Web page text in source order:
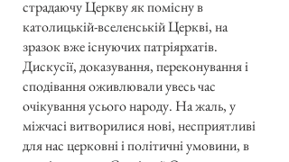
страдаючу Церкву як помісну в
католицькій-вселенській Церкві, на
зразок вже існуючих патріярхатів.
Дискусії, доказування, переконування і
сподівання оживлювали увесь час
очікування усього народу. На жаль, у
міжчасі витворилися нові, несприятливі
для нас церковні і політичні умовини, в